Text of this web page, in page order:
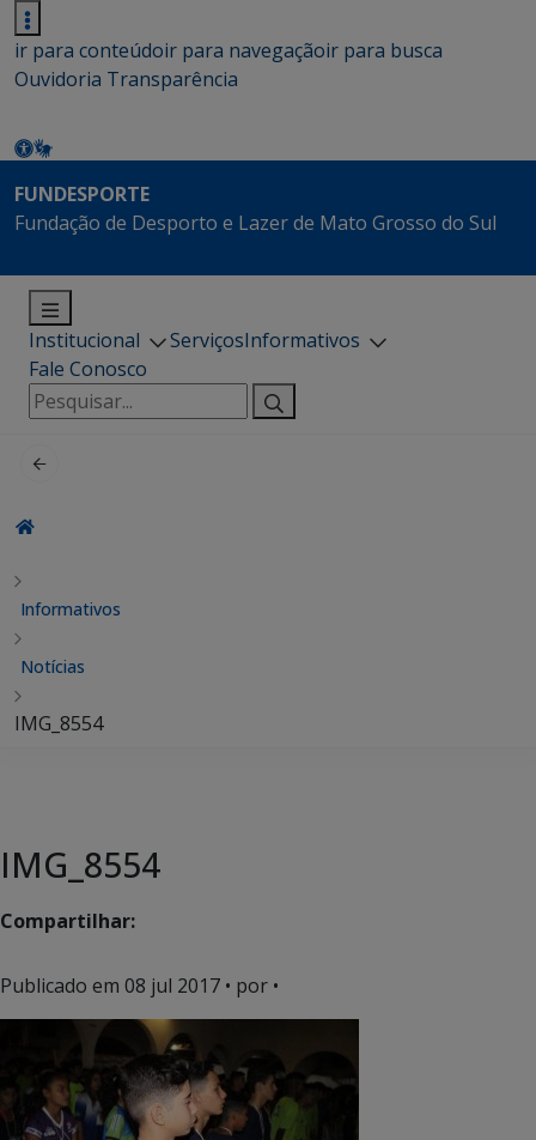
ir para conteúdoir para navegaçãoir para busca
Ouvidoria Transparência
FUNDESPORTE
Fundação de Desporto e Lazer de Mato Grosso do Sul
Institucional ServiçosInformativos
Fale Conosco
Pesquisar
por:
Informativos
Notícias
IMG_8554
IMG_8554
Compartilhar:
Publicado em 08 jul 2017 • por •